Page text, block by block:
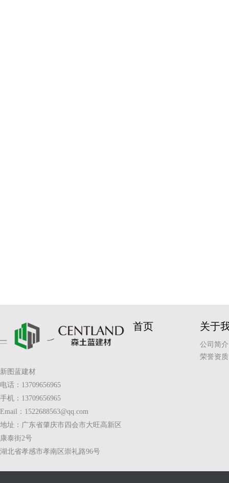
新图蓝建材
电话：13709656965
手机：13709656965
Email：1522688563@qq.com
地址：广东省肇庆市四会市大旺高新区
康泰街2号
湖北省孝感市孝南区崇礼路96号
首页 关于
公司简介
荣誉资质